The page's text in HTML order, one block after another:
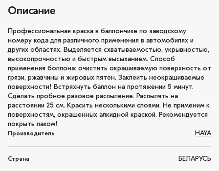
Описание
Профессиональная краска в баллончике по заводскому
номеру кода для различного применения в автомобилях и
других областях. Выделяется схватываемостью, укрывностью,
высокопрочностью и быстрым высыханием. Способ
применения боллона: очистить окрашиваемую поверхность от
грязи, ржавчины и жировых пятен. Заклеить неокрашиваемые
поверхности! Встряхнуть баллон на протяжении 5 минут.
Сделать пробное разовое распыление. Распылять на
расстоянии 25 см. Красить несколькими слоями. Не применим к
поверхностям, окрашенных алкидной краской. Рекомендуется
покрыть лаком!
Производитель HAYA
Страна БЕЛАРУСЬ